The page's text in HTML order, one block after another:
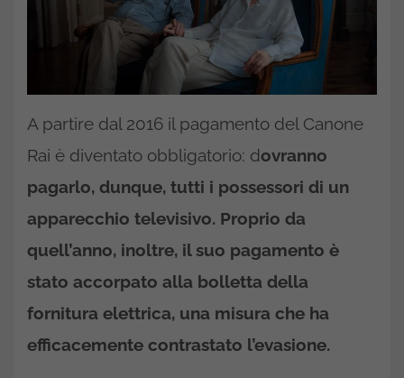
A partire dal 2016 il pagamento del Canone
Rai è diventato obbligatorio: dovranno
pagarlo, dunque, tutti i possessori di un
apparecchio televisivo. Proprio da
quell’anno, inoltre, il suo pagamento è
stato accorpato alla bolletta della
fornitura elettrica, una misura che ha
efficacemente contrastato l’evasione.